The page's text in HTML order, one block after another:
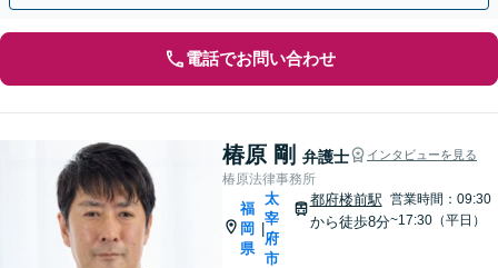
電話でお問い合わせ
椿原 剛 弁護士 インタビューを見る
椿原法律事務所
福
岡
県
太
宰
府
市
都府楼前駅
から徒歩8分
営業時間：09:30
~17:30（平日）